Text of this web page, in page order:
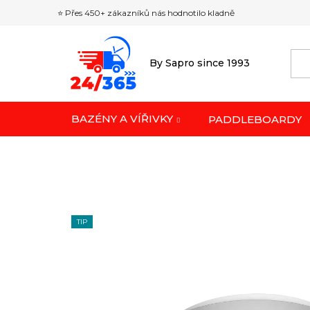
⭐ Přes 450+ zákazníků nás hodnotilo kladně
By Sapro since 1993
BAZÉNY A VÍŘIVKY PADDLEBOARDY
TIP